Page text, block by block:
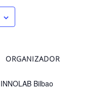
ORGANIZADOR
INNOLAB Bilbao